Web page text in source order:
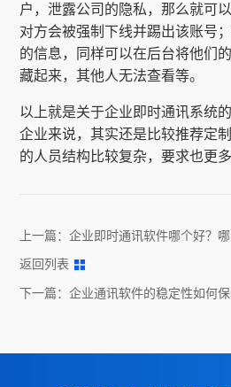
户，泄露公司的隐私，那么就可
对方会被强制下线并踢出该账号
的信息，同样可以在后台将他们
藏起来，其他人无法查看等。
以上就是关于企业即时通讯系统
企业来说，其实还是比较推荐定
的人员结构比较复杂，要求也更多
上一篇：企业即时通讯软件哪个好？
返回列表
下一篇：企业通讯软件的稳定性如何